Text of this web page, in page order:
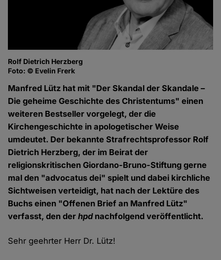
Rolf Dietrich Herzberg
Foto: © Evelin Frerk
Manfred Lütz hat mit "Der Skandal der Skandale –
Die geheime Geschichte des Christentums" einen
weiteren Bestseller vorgelegt, der die
Kirchengeschichte in apologetischer Weise
umdeutet. Der bekannte Strafrechtsprofessor Rolf
Dietrich Herzberg, der im Beirat der
religionskritischen Giordano-Bruno-Stiftung gerne
mal den "advocatus dei" spielt und dabei kirchliche
Sichtweisen verteidigt, hat nach der Lektüre des
Buchs einen "Offenen Brief an Manfred Lütz"
verfasst, den derhpdnachfolgend veröffentlicht.
Sehr geehrter Herr Dr. Lütz!